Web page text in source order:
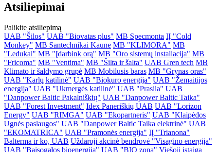
Atsiliepimai
Palikite atsiliepimą
UAB "Šilos" UAB "Biovatas plus" MB Specmonta IĮ "Cold
Monkey" MB Santechnikai Kaune MB "KLIMORA" MB
"Ledukai" MB "Įdarbink orą" MB "Oro sistemų instaliacija" MB
"Fricoma" MB "Ventima" MB "Šilta ir šalta" UAB Gren tech MB
Klimato ir šaldymo grupė MB Mobilusis baras MB "Grynas oras"
UAB "Karlų katilinė" UAB "Biokuro energija" UAB "Žemaitijos
energija" UAB "Ukmergės katilinė" UAB "Prasila" UAB
"Danpower Baltic Pakalniškių" UAB "Danpower Baltic Taika"
UAB "Forest Investment" Idex Paneriškių UAB UAB "Lorizon
Energy" UAB "RIMGA" UAB "Ekopartneris" UAB "Klaipėdos
Ugnės paslaugos" UAB "Danpower Baltic Taika elektrinė" UAB
"EKOMATRICA" UAB "Pramonės energija" IĮ "Trianona"
Balterma ir ko, UAB Uždaroji akcinė bendrovė "Visagino energija"
UAB "Baisogalos bioenergija" UAB "BIO zona" Viešoji įstaiga